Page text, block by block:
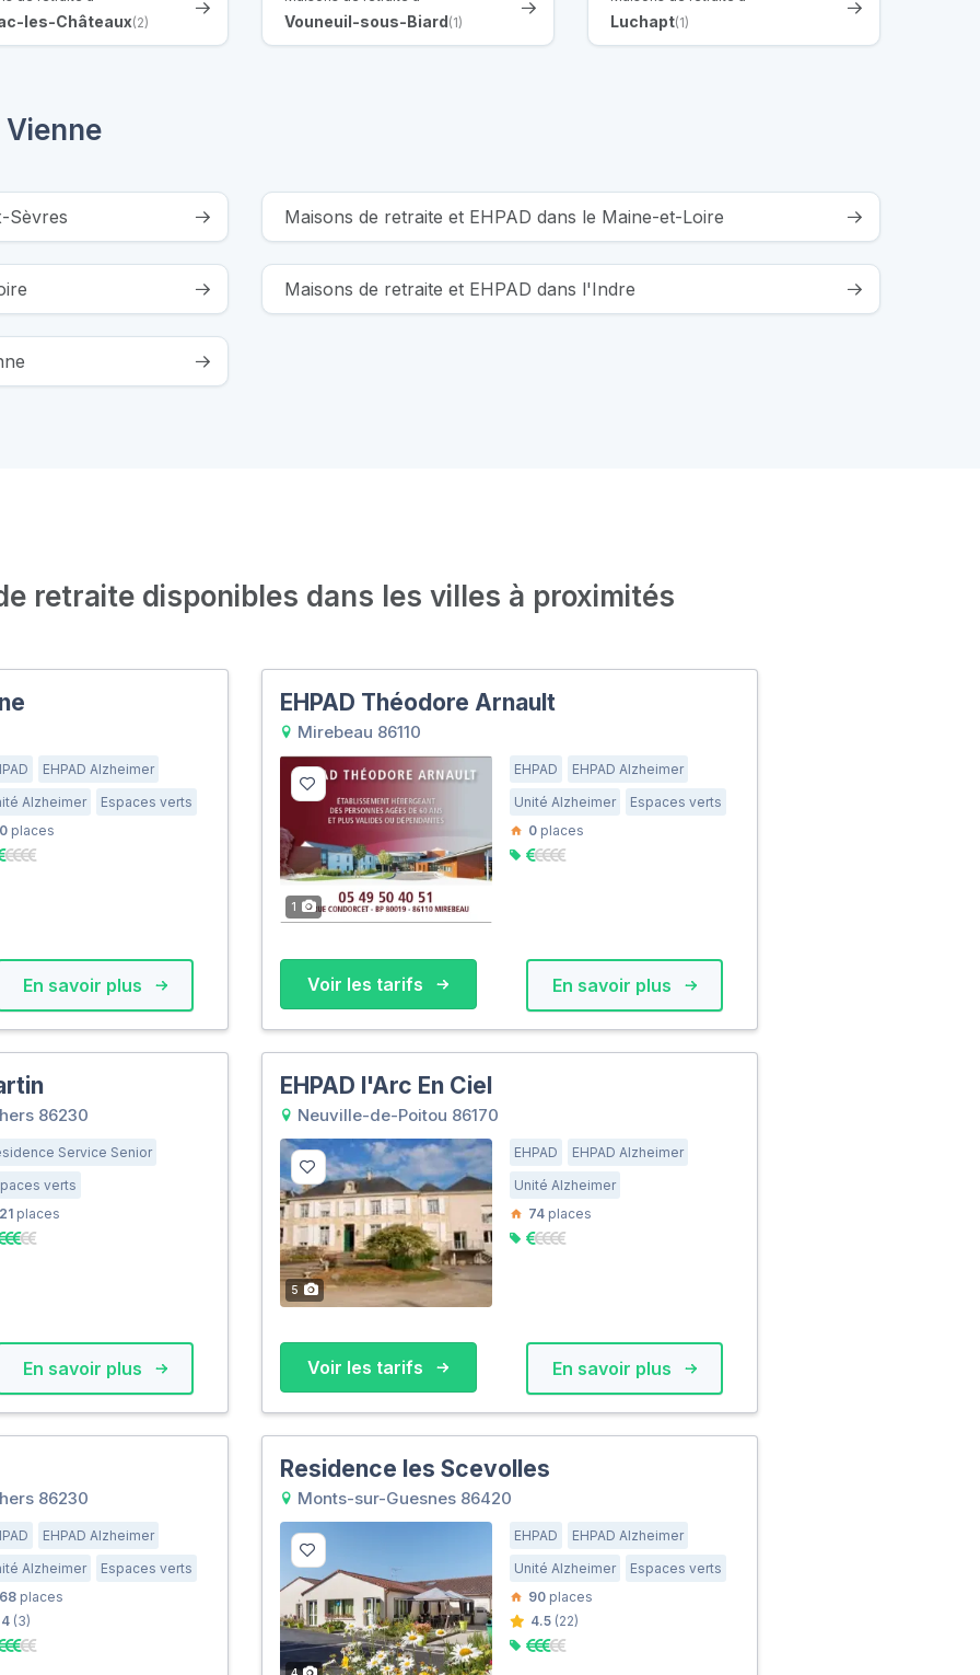
les-Châteaux(2) Vouneuil-sous-Biard(1) Luchapt(1)
Sèvres Maisons de retraite et EHPAD dans le Maine-et-Loire
Maisons de retraite et EHPAD dans l'Indre
retraite disponibles dans les villes à proximités
EHPAD Alzheimer
Alzheimer
Espaces verts
places
En savoir plus
EHPAD Théodore Arnault
Mirebeau 86110
1
EHPAD
EHPAD Alzheimer
Unité Alzheimer
Espaces verts
0 places
Voir les tarifs En savoir plus
86230
Service Senior
verts
places
En savoir plus
EHPAD l'Arc En Ciel
Neuville-de-Poitou 86170
5
EHPAD
EHPAD Alzheimer
Unité Alzheimer
74 places
Voir les tarifs En savoir plus
86230
EHPAD Alzheimer
Alzheimer
Espaces verts
places
4(3)
Residence les Scevolles
Monts-sur-Guesnes 86420
EHPAD
EHPAD Alzheimer
Unité Alzheimer
Espaces verts
90 places
4.5 (22)